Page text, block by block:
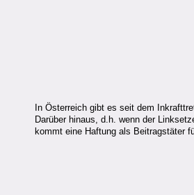
In Österreich gibt es seit dem
Darüber hinaus, d.h. wenn der
kommt eine Haftung als Beitragstäter